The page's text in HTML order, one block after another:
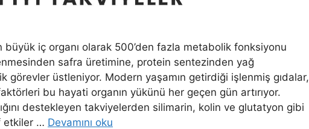
iç organı olarak 500’den fazla metabolik fonksiyonu
safra üretimine, protein sentezinden yağ
görevler üstleniyor. Modern yaşamın getirdiği işlenmiş gıdalar,
bu hayati organın yükünü her geçen gün artırıyor.
destekleyen takviyelerden silimarin, kolin ve glutatyon gibi
etkiler … Devamını oku